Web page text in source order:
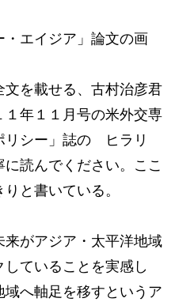
・エイジア」論文の画
を載せる、古村治彦君
年１１月号の米外交専
リシー」誌の ヒラリ
読んでください。ここ
と書いている。
来がアジア・太平洋地域
ていることを実感し
へ軸足を移すというア